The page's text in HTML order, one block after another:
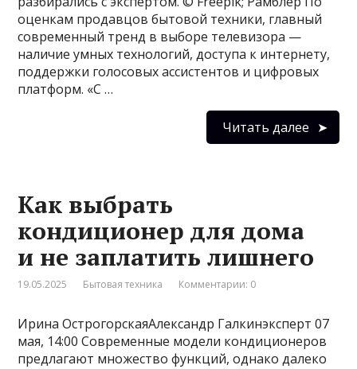
оценкам продавцов бытовой техники, главный
современный тренд в выборе телевизора —
наличие умных технологий, доступа к интернету,
поддержки голосовых ассистентов и цифровых
платформ. «С …
Читать далее
Как выбрать
кондиционер для дома
и не заплатить лишнего
19.05.2025 Бытовая техника Комментарии: 0
Ирина ОстрогорскаяАлександр Галкинэксперт 07
мая, 14:00 Современные модели кондиционеров
предлагают множество функций, однако далеко